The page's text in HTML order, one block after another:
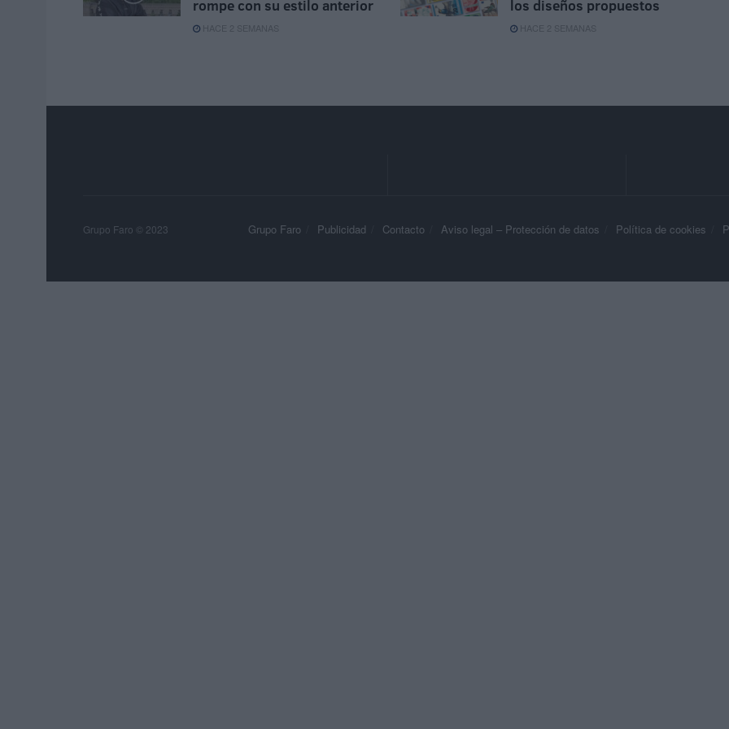
rompe con su estilo anterior
HACE 2 SEMANAS
los diseños propuestos
HACE 2 SEMANAS
Grupo Faro Publicidad Contacto Aviso legal – Protección de datos Política de cookies
Grupo Faro © 2023